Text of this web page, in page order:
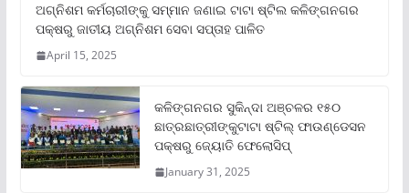
ଅଗ୍ନିଶମ କର୍ମଚାରୀଙ୍କୁ ସମ୍ମାନ ଜଣାଇ ଟାଟା ଷ୍ଟିଲ କଳିଙ୍ଗନଗର
ପକ୍ଷରୁ ଜାତୀୟ ଅଗ୍ନିଶମ ସେବା ସପ୍ତାହ ପାଳିତ
April 15, 2025
କଳିଙ୍ଗନଗର ସୁକିନ୍ଦା ଅଞ୍ଚଳର ୧୫୦
ଛାତ୍ରଛାତ୍ରୀଙ୍କୁଟାଟା ଷ୍ଟିଲ୍ ଫାଉଣ୍ଡେସନ
ପକ୍ଷରୁ ଜ୍ୟୋତି ଫେଲୋସିପ୍‌
January 31, 2025